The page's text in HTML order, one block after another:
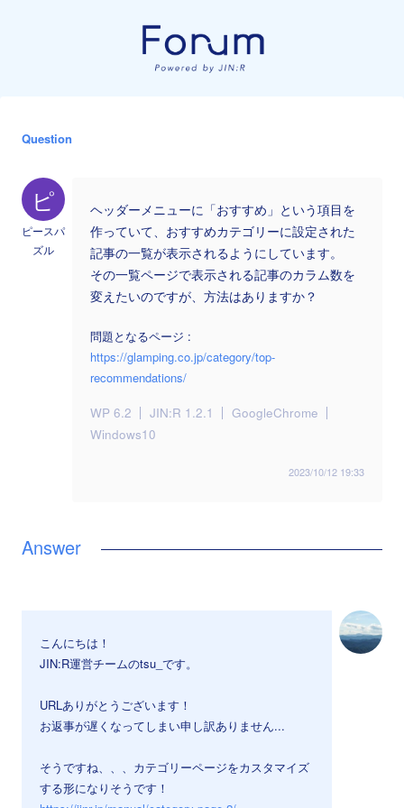
Question
ピ
ピースパ
ズル
ヘッダーメニューに「おすすめ」という項目を
作っていて、おすすめカテゴリーに設定された
記事の一覧が表示されるようにしています。
その一覧ページで表示される記事のカラム数を
変えたいのですが、方法はありますか？
問題となるページ :
https://glamping.co.jp/category/top-
recommendations/
WP 6.2 JIN:R 1.2.1
GoogleChrome
Windows10
2023/10/12 19:33
こんにちは！
JIN:R運営チームのtsu_です。
URLありがとうございます！
お返事が遅くなってしまい申し訳ありません...
そうですね、、、カテゴリーページをカスタマイズ
する形になりそうです！